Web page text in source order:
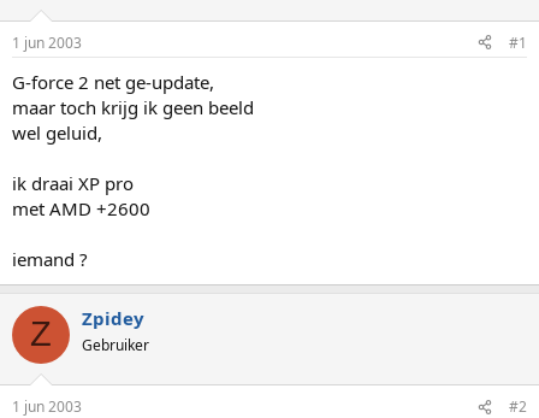
s
t
a
r
t
r
m
1 jun 2003 #1
G-force 2 net ge-update,
maar toch krijg ik geen beeld
wel geluid,
ik draai XP pro
met AMD +2600
iemand ?
Z Zpidey
Gebruiker
1 jun 2003 #2